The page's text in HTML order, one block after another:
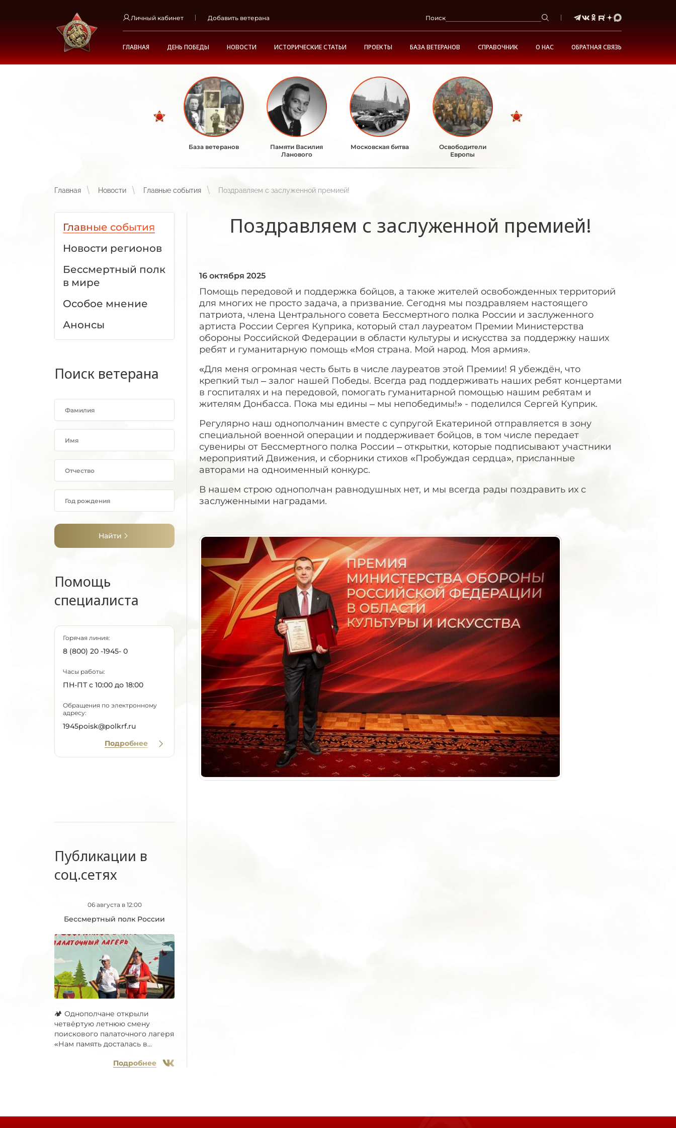
Личный кабинет Добавить ветерана Поиск
ГЛАВНАЯ ДЕНЬ ПОБЕДЫ НОВОСТИ ИСТОРИЧЕСКИЕ СТАТЬИ ПРОЕКТЫ БАЗА ВЕТЕРАНОВ СПРАВОЧНИК О НАС ОБРАТНАЯ СВЯЗЬ
База ветеранов
Памяти Василия
Ланового
Московская битва
Освободители
Европы
Главная Новости Главные события Поздравляем с заслуженной премией!
Главные события
Новости регионов
Бессмертный полк
в мире
Особое мнение
Анонсы
Поиск ветерана
Найти
Помощь
специалиста
Горячая линия:
8 (800) 20 -1945- 0
Часы работы:
ПН-ПТ с 10:00 до 18:00
Обращения по электронному
адресу:
1945poisk@polkrf.ru
Подробнее
Публикации в
соц.сетях
06 августа в 12:00
Бессмертный полк России
🏕 Однополчане открыли
четвёртую летнюю смену
поискового палаточного лагеря
«Нам память досталась в...
Подробнее
Поздравляем с заслуженной премией!
16 октября 2025
Помощь передовой и поддержка бойцов, а также жителей освобожденных территорий
для многих не просто задача, а призвание. Сегодня мы поздравляем настоящего
патриота, члена Центрального совета Бессмертного полка России и заслуженного
артиста России Сергея Куприка, который стал лауреатом Премии Министерства
обороны Российской Федерации в области культуры и искусства за поддержку наших
ребят и гуманитарную помощь «Моя страна. Мой народ. Моя армия».
«Для меня огромная честь быть в числе лауреатов этой Премии! Я убеждён, что
крепкий тыл – залог нашей Победы. Всегда рад поддерживать наших ребят концертами
в госпиталях и на передовой, помогать гуманитарной помощью нашим ребятам и
жителям Донбасса. Пока мы едины – мы непобедимы!» - поделился Сергей Куприк.
Регулярно наш однополчанин вместе с супругой Екатериной отправляется в зону
специальной военной операции и поддерживает бойцов, в том числе передает
сувениры от Бессмертного полка России – открытки, которые подписывают участники
мероприятий Движения, и сборники стихов «Пробуждая сердца», присланные
авторами на одноименный конкурс.
В нашем строю однополчан равнодушных нет, и мы всегда рады поздравить их с
заслуженными наградами.